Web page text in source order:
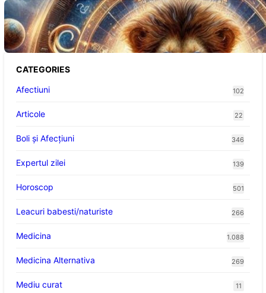
Portalul Leului 8/8: Oportunități de
Abundență pentru Cinci Zodii în 2026
CATEGORIES
Afectiuni
102
Articole 22
Boli și Afecțiuni 346
Expertul zilei 139
Horoscop 501
Leacuri babesti/naturiste 266
Medicina 1.088
Medicina Alternativa 269
Mediu curat 11